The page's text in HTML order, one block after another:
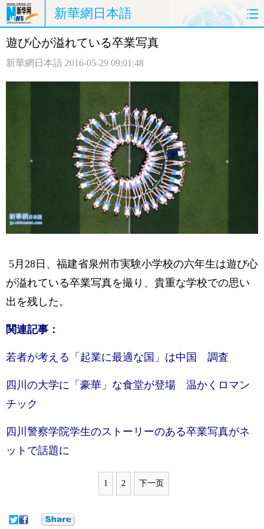
新華網日本語
ホームページ 政治
評論
遊び心が溢れている卒業写真
新華網日本語 2016-05-29 09:01:48
5月28日、福建省泉州市実験小学校の六年生は遊び心
が溢れている卒業写真を撮り、貴重な学校での思い
出を残した。
関連記事：
若者が考える「起業に最適な国」は中国 調査
四川の大学に「豪華」な食堂が登場 温かくロマン
チック
四川警察学院学生のストーリーのある卒業写真がネ
ットで話題に
1 2 下一页